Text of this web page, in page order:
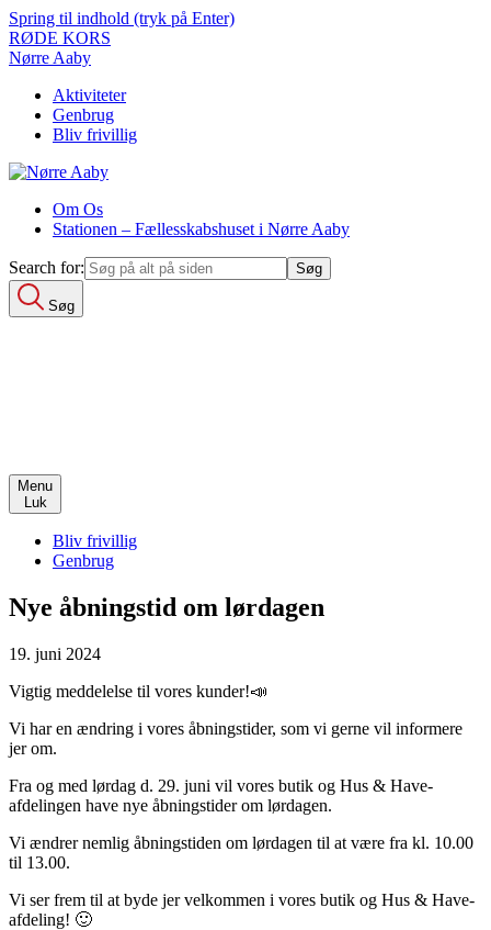
Spring til indhold (tryk på Enter)
RØDE KORS
Nørre Aaby
Aktiviteter
Genbrug
Bliv frivillig
Om Os
Stationen – Fællesskabshuset i Nørre Aaby
Search for:
Søg
Menu
Luk
Bliv frivillig
Genbrug
Nye åbningstid om lørdagen
19. juni 2024
Vigtig meddelelse til vores kunder!📣
Vi har en ændring i vores åbningstider, som vi gerne vil informere
jer om.
Fra og med lørdag d. 29. juni vil vores butik og Hus & Have-
afdelingen have nye åbningstider om lørdagen.
Vi ændrer nemlig åbningstiden om lørdagen til at være fra kl. 10.00
til 13.00.
Vi ser frem til at byde jer velkommen i vores butik og Hus & Have-
afdeling! 🙂